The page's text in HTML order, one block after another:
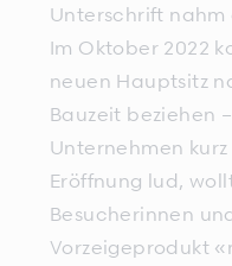
Unterschrift nahm
Im Oktober 2022
neuen Hauptsitz
Bauzeit beziehen
Unternehmen
Eröffnung lud,
Besucherinnen
Vorzeigeprodukt